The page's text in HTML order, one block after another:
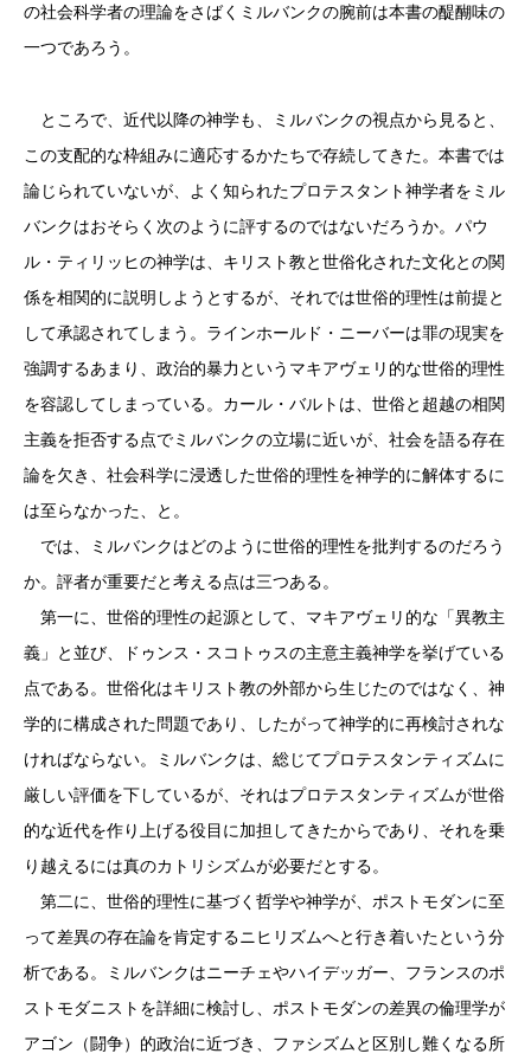
の社会科学者の理論をさばくミルバンクの腕前は本書の醍醐味の
一つであろう。
ところで、近代以降の神学も、ミルバンクの視点から見ると、
この支配的な枠組みに適応するかたちで存続してきた。本書では
論じられていないが、よく知られたプロテスタント神学者をミル
バンクはおそらく次のように評するのではないだろうか。パウ
ル・ティリッヒの神学は、キリスト教と世俗化された文化との関
係を相関的に説明しようとするが、それでは世俗的理性は前提と
して承認されてしまう。ラインホールド・ニーバーは罪の現実を
強調するあまり、政治的暴力というマキアヴェリ的な世俗的理性
を容認してしまっている。カール・バルトは、世俗と超越の相関
主義を拒否する点でミルバンクの立場に近いが、社会を語る存在
論を欠き、社会科学に浸透した世俗的理性を神学的に解体するに
は至らなかった、と。
では、ミルバンクはどのように世俗的理性を批判するのだろう
か。評者が重要だと考える点は三つある。
第一に、世俗的理性の起源として、マキアヴェリ的な「異教主
義」と並び、ドゥンス・スコトゥスの主意主義神学を挙げている
点である。世俗化はキリスト教の外部から生じたのではなく、神
学的に構成された問題であり、したがって神学的に再検討されな
ければならない。ミルバンクは、総じてプロテスタンティズムに
厳しい評価を下しているが、それはプロテスタンティズムが世俗
的な近代を作り上げる役目に加担してきたからであり、それを乗
り越えるには真のカトリシズムが必要だとする。
第二に、世俗的理性に基づく哲学や神学が、ポストモダンに至
って差異の存在論を肯定するニヒリズムへと行き着いたという分
析である。ミルバンクはニーチェやハイデッガー、フランスのポ
ストモダニストを詳細に検討し、ポストモダンの差異の倫理学が
アゴン（闘争）的政治に近づき、ファシズムと区別し難くなる所